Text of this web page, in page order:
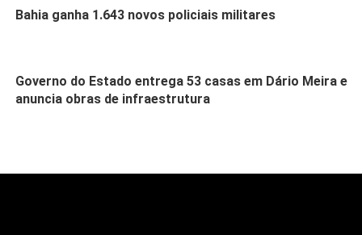
Bahia ganha 1.643 novos policiais militares
Governo do Estado entrega 53 casas em Dário Meira e
anuncia obras de infraestrutura